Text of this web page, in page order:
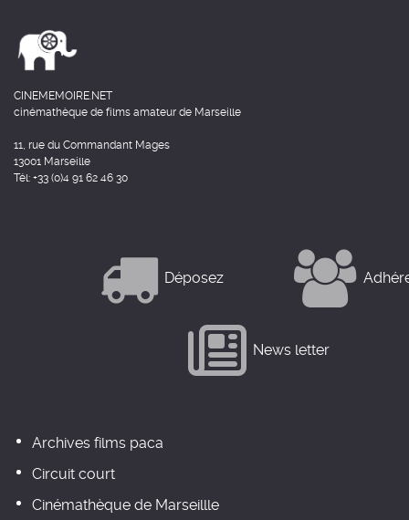
CINEMEMOIRE.NET
cinémathèque de films amateur de Marseille
11, rue du Commandant Mages
13001 Marseille
Tél: +33 (0)4 91 62 46 30
Déposez
News letter
Archives films paca
Circuit court
Cinémathèque de Marseillle